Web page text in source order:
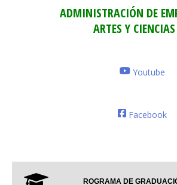
ADMINISTRACIÓN DE
ARTES Y CIENCIAS
Youtube
Facebook
ROGRAMA DE